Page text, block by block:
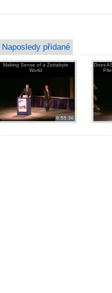
Naposledy přidané
Making Sense of a Zettabyte
World
0:55:36
Does